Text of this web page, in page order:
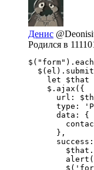
Денис
Родился в
let $that
    $.ajax({
url:
type:
      data: {
      },